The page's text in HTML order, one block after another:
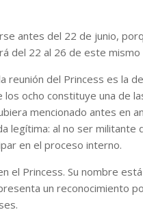
antes del 22 de junio,
del 22 al 26 de este mismo
reunión del Princess es la
los ocho constituye una de
mencionado antes en
legítima: al no ser militante
en el proceso interno.
el Princess. Su nombre
un reconocimiento